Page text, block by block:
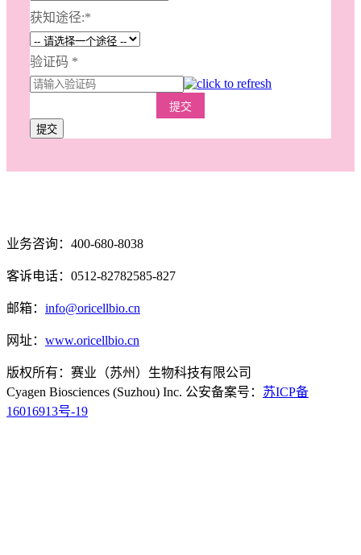
获知途径:*
验证码 *
提交
提交
业务咨询：400-680-8038
客诉电话：0512-82782585-827
邮箱： info@oricellbio.cn
网址： www.oricellbio.cn
版权所有：赛业（苏州）生物科技有限公司
Cyagen Biosciences (Suzhou) Inc. 公安备案号： 苏ICP备
16016913号-19